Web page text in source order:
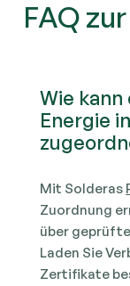
FAQ
Wie
Energie
Mit Solderas
Zuordnung
über
Laden Sie
Zertifikate